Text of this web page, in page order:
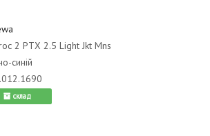
2 PTX 2.5 Light Jkt Mns
синій
cклад